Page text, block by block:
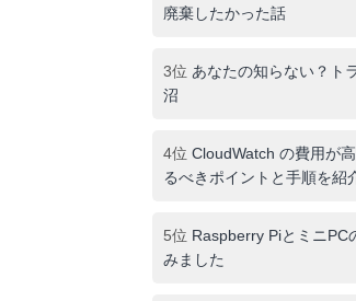
廃棄したかった話
3位 あなたの知らない？ト
沼
4位 CloudWatch の費用が
るべきポイントと手順を紹
5位 Raspberry PiとミニPC
みました